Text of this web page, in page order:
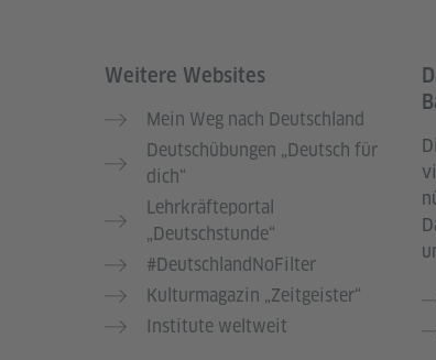
Weitere Websites
Mein Weg nach Deutschland
Deutschübungen „Deutsch für
dich“
Lehrkräfteportal
„Deutschstunde“
#DeutschlandNoFilter
Kulturmagazin „Zeitgeister“
Institute weltweit